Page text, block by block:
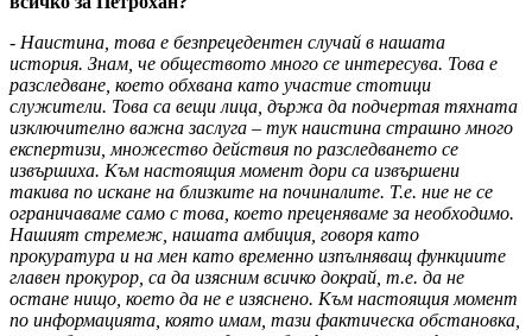
- Наистина, това е безпрецедентен случай в нашата
история. Знам, че обществото много се интересува. Това е
разследване, което обхвана като участие стотици
служители. Това са вещи лица, държа да подчертая тяхната
изключително важна заслуга – тук наистина страшно много
експертизи, множество действия по разследването се
извършиха. Към настоящия момент дори са извършени
такива по искане на близките на починалите. Т.е. ние не се
ограничаваме само с това, което преценяваме за необходимо.
Нашият стремеж, нашата амбиция, говоря като
прокуратура и на мен като временно изпълняващ функциите
главен прокурор, са да изясним всичко докрай, т.е. да не
остане нищо, което да не е изяснено. Към настоящия момент
по информацията, която имам, тази фактическа обстановка,